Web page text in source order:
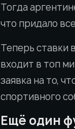
Тогда
что придало
Теперь ставки
входит в топ
заявка на то,
спортивного
Ещё один